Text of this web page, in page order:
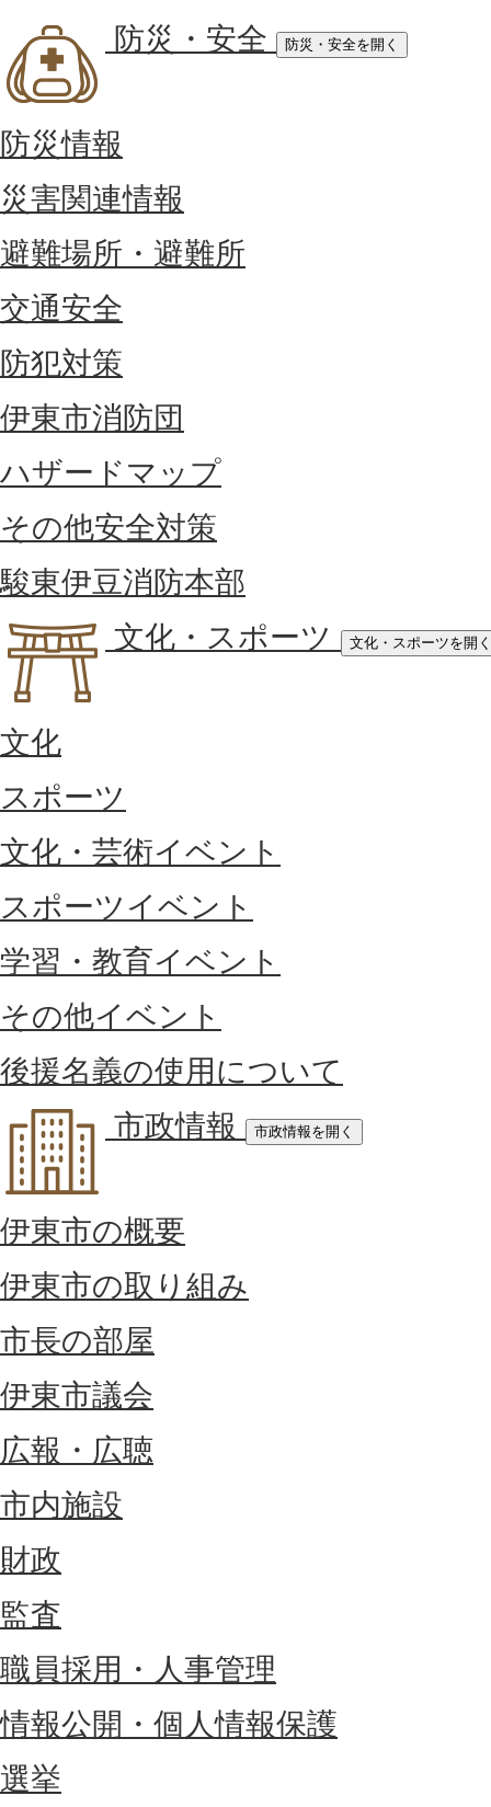
防災・安全
防災・安全を開く
防災情報
災害関連情報
避難場所・避難所
交通安全
防犯対策
伊東市消防団
ハザードマップ
その他安全対策
駿東伊豆消防本部
文化・スポーツ
文化・スポーツを開く
文化
スポーツ
文化・芸術イベント
スポーツイベント
学習・教育イベント
その他イベント
後援名義の使用について
市政情報
市政情報を開く
伊東市の概要
伊東市の取り組み
市長の部屋
伊東市議会
広報・広聴
市内施設
財政
監査
職員採用・人事管理
情報公開・個人情報保護
選挙